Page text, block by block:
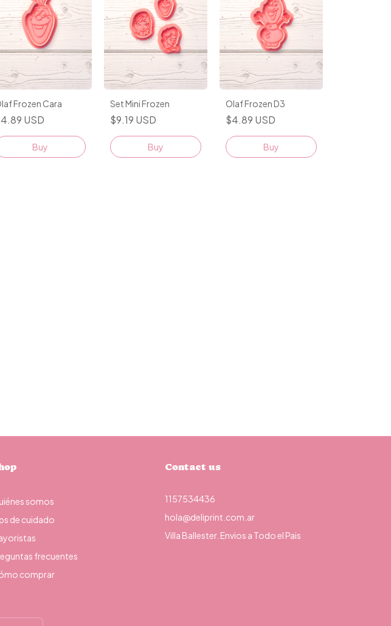
Frozen Cara
USD
Buy
Set Mini Frozen
$9.19 USD
Olaf Frozen D3
$4.89 USD
Buy
somos
de cuidado
frecuentes
comprar
Contact us
1157534436
hola@deliprint.com.ar
Villa Ballester. Envios a Todo el Pais